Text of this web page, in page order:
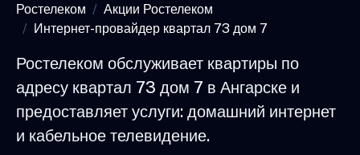
Ростелеком
Акции Ростелеком
Интернет-провайдер квартал 73 дом 7
Ростелеком обслуживает квартиры по
адресу квартал 73 дом 7 в Ангарске и
предоставляет услуги: домашний интернет
и кабельное телевидение.